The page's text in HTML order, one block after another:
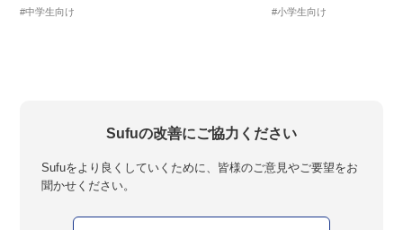
#中学生向け #小学生向け
Sufuの改善にご協力ください
Sufuをより良くしていくために、皆様のご意見やご要望をお
聞かせください。